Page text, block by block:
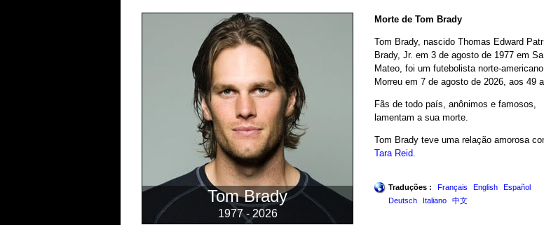
Tom Brady
1977 - 2026
Morte de Tom Brady
Tom Brady, nascido Thomas Edward
Brady, Jr. em 3 de agosto de 1977 em
Mateo, foi um futebolista norte-americano.
Morreu em 7 de agosto de 2026, aos 49
Fãs de todo país, anônimos e famosos,
lamentam a sua morte.
Tom Brady teve uma relação amorosa
Tara Reid
Traduções : Français English
Español
Deutsch
Italiano 中文